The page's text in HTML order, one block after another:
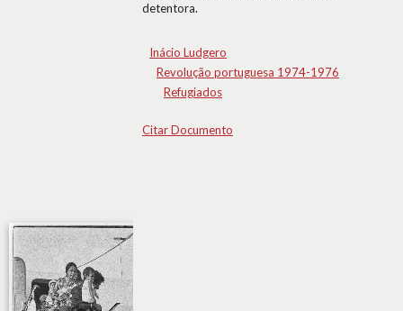
detentora.
Inácio Ludgero
Revolução portuguesa 1974-1976
Refugiados
Citar Documento